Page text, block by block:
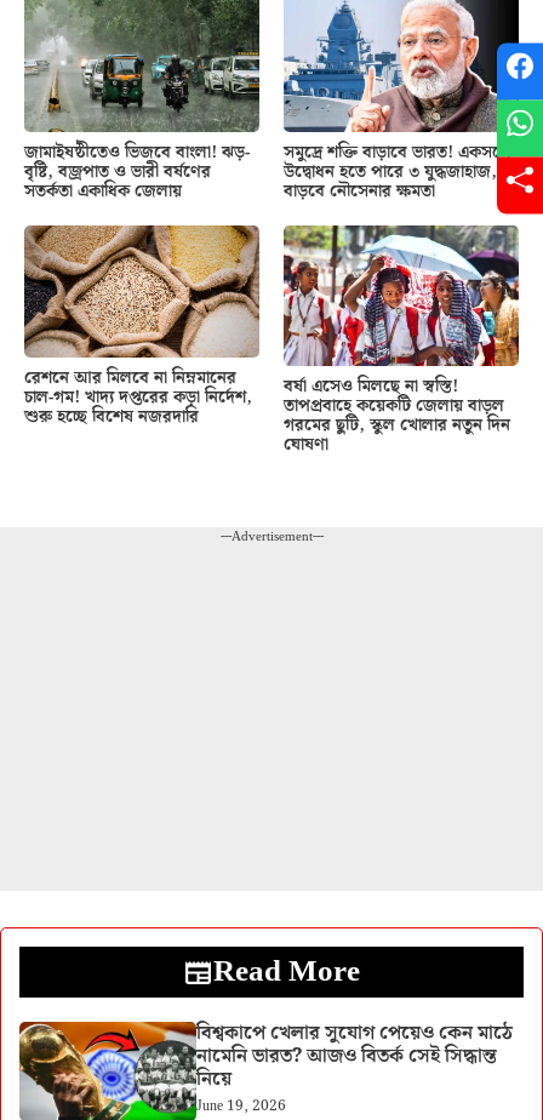
জামাইষষ্ঠীতেও ভিজবে বাংলা! ঝড়-
বৃষ্টি, বজ্রপাত ও ভারী বর্ষণের
সতর্কতা একাধিক জেলায়
সমুদ্রে শক্তি বাড়াবে ভারত! একসঙ্গে
উদ্বোধন হতে পারে ৩ যুদ্ধজাহাজ,
বাড়বে নৌসেনার ক্ষমতা
রেশনে আর মিলবে না নিম্নমানের
চাল-গম! খাদ্য দপ্তরের কড়া নির্দেশ,
শুরু হচ্ছে বিশেষ নজরদারি
বর্ষা এসেও মিলছে না স্বস্তি!
তাপপ্রবাহে কয়েকটি জেলায় বাড়ল
গরমের ছুটি, স্কুল খোলার নতুন দিন
ঘোষণা
---Advertisement---
Read More
বিশ্বকাপে খেলার সুযোগ পেয়েও কেন মাঠে
নামেনি ভারত? আজও বিতর্ক সেই সিদ্ধান্ত
নিয়ে
June 19, 2026